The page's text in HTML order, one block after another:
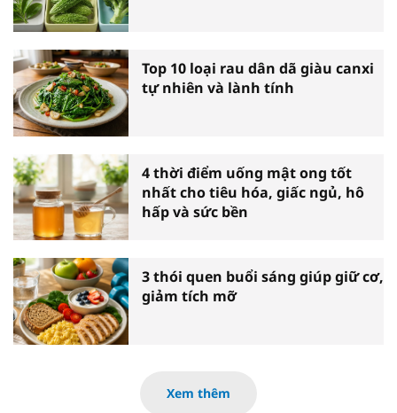
Top 10 loại rau dân dã giàu canxi
tự nhiên và lành tính
4 thời điểm uống mật ong tốt
nhất cho tiêu hóa, giấc ngủ, hô
hấp và sức bền
3 thói quen buổi sáng giúp giữ cơ,
giảm tích mỡ
Xem thêm